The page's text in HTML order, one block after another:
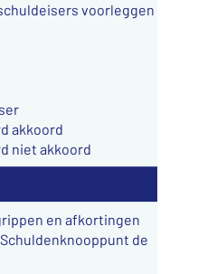
voorleggen
akkoord
niet akkoord
en afkortingen
de